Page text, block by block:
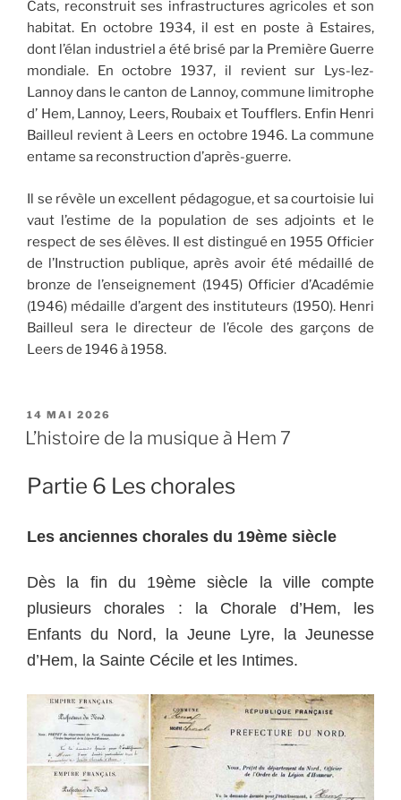
Cats, reconstruit ses infrastructures agricoles et son
habitat. En octobre 1934, il est en poste à Estaires,
dont l’élan industriel a été brisé par la Première Guerre
mondiale. En octobre 1937, il revient sur Lys-lez-
Lannoy dans le canton de Lannoy, commune limitrophe
d’ Hem, Lannoy, Leers, Roubaix et Toufflers. Enfin Henri
Bailleul revient à Leers en octobre 1946. La commune
entame sa reconstruction d’après-guerre.
Il se révèle un excellent pédagogue, et sa courtoisie lui
vaut l’estime de la population de ses adjoints et le
respect de ses élèves. Il est distingué en 1955 Officier
de l’Instruction publique, après avoir été médaillé de
bronze de l’enseignement (1945) Officier d’Académie
(1946) médaille d’argent des instituteurs (1950). Henri
Bailleul sera le directeur de l’école des garçons de
Leers de 1946 à 1958.
PUBLIÉ
LE
14 MAI 2026
L’histoire de la musique à Hem 7
Partie 6 Les chorales
Les anciennes chorales du 19ème siècle
Dès la fin du 19ème siècle la ville compte
plusieurs chorales : la Chorale d’Hem, les
Enfants du Nord, la Jeune Lyre, la Jeunesse
d’Hem, la Sainte Cécile et les Intimes.